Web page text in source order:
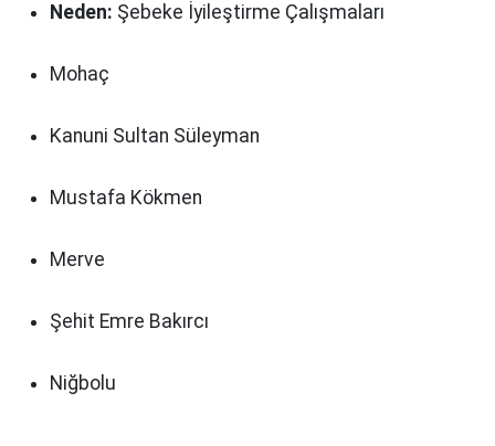
Neden: Şebeke İyileştirme Çalışmaları
Mohaç
Kanuni Sultan Süleyman
Mustafa Kökmen
Merve
Şehit Emre Bakırcı
Niğbolu